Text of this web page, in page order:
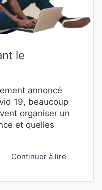
le
annoncé
19, beaucoup
organiser un
et quelles
Continuer à lire